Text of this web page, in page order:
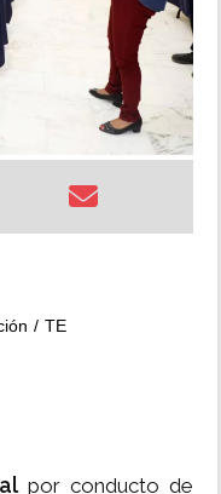
TE
por conducto de